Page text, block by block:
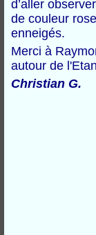
d’aller
de couleur
enneigés.
Merci à
autour de
Christian G.